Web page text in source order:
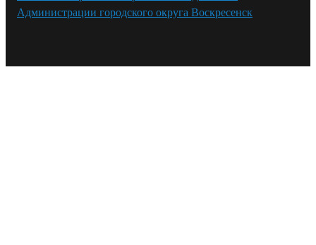
Администрации городского округа Воскресенск